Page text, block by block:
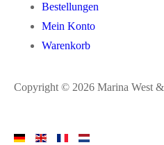
Bestellungen
Mein Konto
Warenkorb
Copyright © 2026 Marina West